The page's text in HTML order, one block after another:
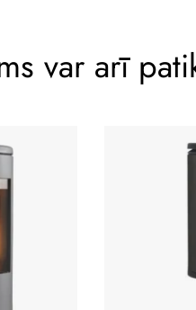
var arī